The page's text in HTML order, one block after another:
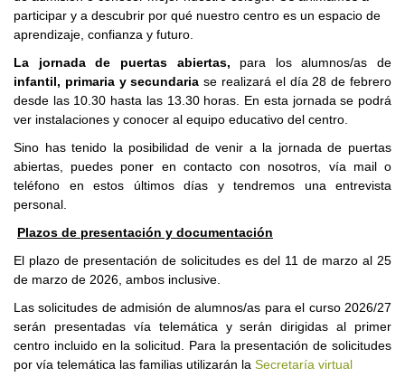
participar y a descubrir por qué nuestro centro es un espacio de
aprendizaje, confianza y futuro.
La jornada de puertas abiertas, para los alumnos/as de
infantil, primaria y secundaria se realizará el día 28 de febrero
desde las 10.30 hasta las 13.30 horas. En esta jornada se podrá
ver instalaciones y conocer al equipo educativo del centro.
Sino has tenido la posibilidad de venir a la jornada de puertas
abiertas, puedes poner en contacto con nosotros, vía mail o
teléfono en estos últimos días y tendremos una entrevista
personal.
Plazos de presentación y documentación
El plazo de presentación de solicitudes es del 11 de marzo al 25
de marzo de 2026, ambos inclusive.
Las solicitudes de admisión de alumnos/as para el curso 2026/27
serán presentadas vía telemática y serán dirigidas al primer
centro incluido en la solicitud. Para la presentación de solicitudes
por vía telemática las familias utilizarán la Secretaría virtual